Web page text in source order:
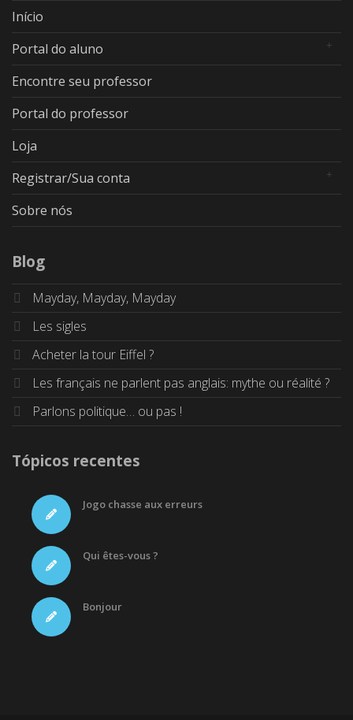
Início
Portal do aluno
Encontre seu professor
Portal do professor
Loja
Registrar/Sua conta
Sobre nós
Blog
Mayday, Mayday, Mayday
Les sigles
Acheter la tour Eiffel ?
Les français ne parlent pas anglais: mythe ou réalité ?
Parlons politique… ou pas !
Tópicos recentes
Jogo chasse aux erreurs
Qui êtes-vous ?
Bonjour